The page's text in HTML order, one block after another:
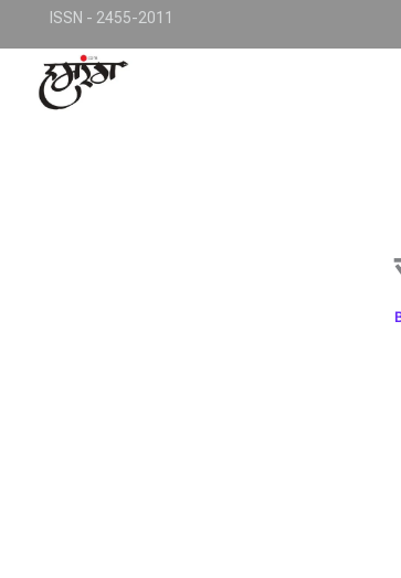
TKjNCP4frpJsub1QbSYMGphQaujBY6Of8-
ISSN - 2455-2011